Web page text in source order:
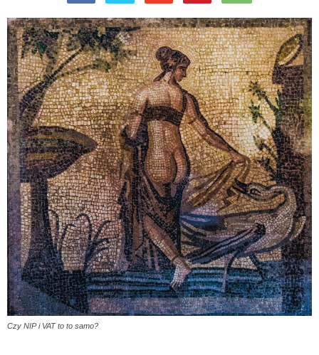
Czy NIP i VAT to to samo?